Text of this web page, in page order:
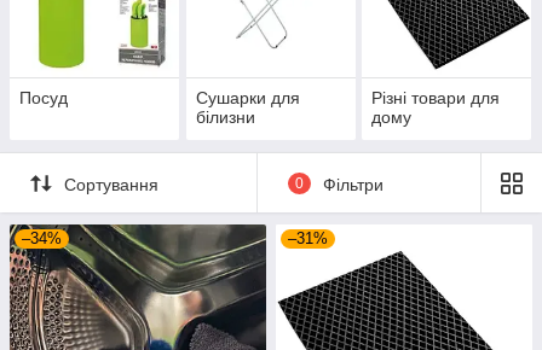
Посуд
Сушарки для
білизни
Різні товари для
дому
Сортування 0 Фільтри
–34% –31%